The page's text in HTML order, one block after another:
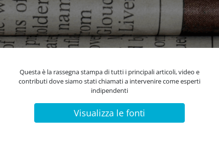
Questa è la rassegna stampa di tutti i principali articoli, video e
contributi dove siamo stati chiamati a intervenire come esperti
indipendenti
Visualizza le fonti